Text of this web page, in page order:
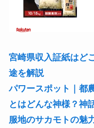
宮崎県収入証紙はど
途を解説
パワースポット｜都
とはどんな神様？神
服地のサカモトの魅